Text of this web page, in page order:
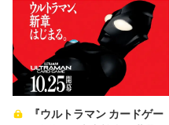
『ウルトラマン カードゲー